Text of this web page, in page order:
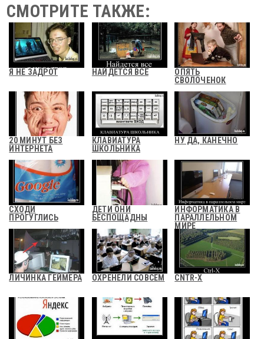
СМОТРИТЕ ТАКЖЕ:
Я НЕ ЗАДРОТ НАЙДЕТСЯ ВСЁ
ОПЯТЬ
СВОЛОЧЕНОК
20 МИНУТ БЕЗ
ИНТЕРНЕТА
КЛАВИАТУРА
ШКОЛЬНИКА
НУ ДА, КАНЕЧНО
СХОДИ
ПРОГУГЛИСЬ
ДЕТИ ОНИ
БЕСПОЩАДНЫ
ИНФОРМАТИКА В
ПАРАЛЛЕЛЬНОМ
МИРЕ
ЛИЧИНКА ГЕЙМЕРА ОХРЕНЕЛИ СОВСЕМ CNTR-X